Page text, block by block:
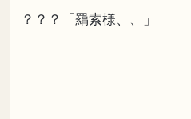
？？？「羂索様、、」